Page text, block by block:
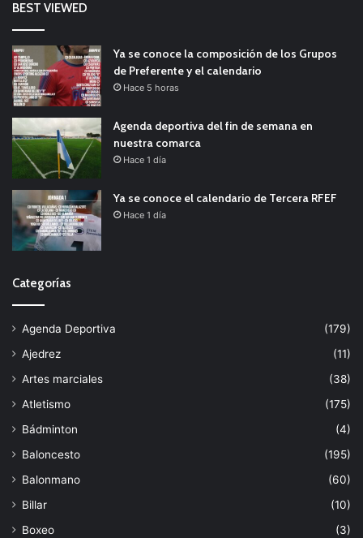
BEST VIEWED
Ya se conoce la composición de los Grupos
de Preferente y el calendario
Hace 5 horas
Agenda deportiva del fin de semana en
nuestra comarca
Hace 1 día
Ya se conoce el calendario de Tercera RFEF
Hace 1 día
Categorías
Agenda Deportiva
(179)
Ajedrez
(11)
Artes marciales
(38)
Atletismo
(175)
Bádminton
(4)
Baloncesto
(195)
Balonmano
(60)
Billar
(10)
Boxeo
(3)